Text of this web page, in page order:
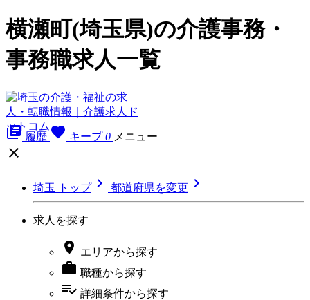
横瀬町(埼玉県)の介護事務・
事務職求人一覧
library_books 履歴 favorite キープ 0 メニュー

埼玉 トップ 都道府県を変更 
求人を探す
 エリアから探す
 職種から探す
playlist_add_check 詳細条件から探す